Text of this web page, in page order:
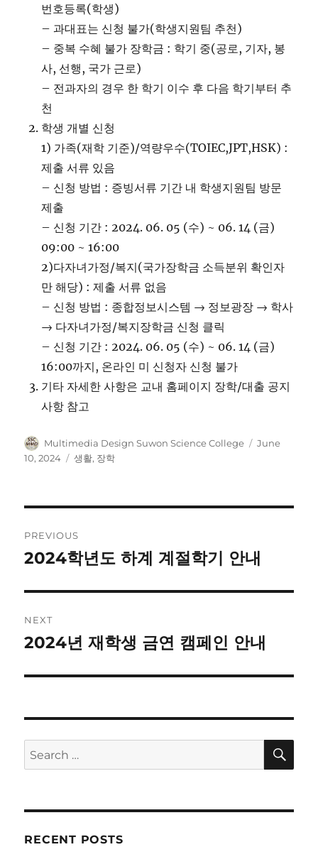
번호등록(학생)
– 과대표는 신청 불가(학생지원팀 추천)
– 중복 수혜 불가 장학금 : 학기 중(공로, 기자, 봉
사, 선행, 국가 근로)
– 전과자의 경우 한 학기 이수 후 다음 학기부터 추
천
학생 개별 신청
1) 가족(재학 기준)/역량우수(TOIEC,JPT,HSK) :
제출 서류 있음
– 신청 방법 : 증빙서류 기간 내 학생지원팀 방문
제출
– 신청 기간 : 2024. 06. 05 (수) ~ 06. 14 (금)
09:00 ~ 16:00
2)다자녀가정/복지(국가장학금 소득분위 확인자
만 해당) : 제출 서류 없음
– 신청 방법 : 종합정보시스템 → 정보광장 → 학사
→ 다자녀가정/복지장학금 신청 클릭
– 신청 기간 : 2024. 06. 05 (수) ~ 06. 14 (금)
16:00까지, 온라인 미 신청자 신청 불가
기타 자세한 사항은 교내 홈페이지 장학/대출 공지
사항 참고
Author
Multimedia Design Suwon Science College
Posted
June
10, 2024
Categories
생활, 장학
navigation
PREVIOUS
Previous
2024학년도 하계 계절학기 안내
NEXT
Next
2024년 재학생 금연 캠페인 안내
Search
for:
RECENT POSTS